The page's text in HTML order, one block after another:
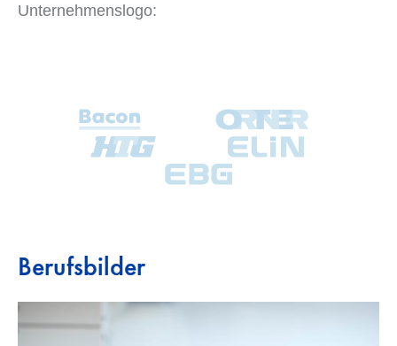
Unternehmenslogo:
Berufsbilder